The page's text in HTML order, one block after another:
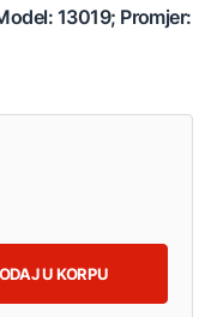
13019; Promjer:
U KORPU